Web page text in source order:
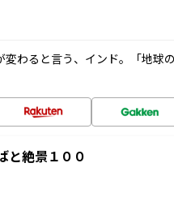
わると言う、インド。「地球
と絶景１００